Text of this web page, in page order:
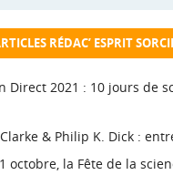
RÉDAC’ ESPRIT
Direct 2021 : 10 jours de
& Philip K. Dick :
octobre, la Fête de la